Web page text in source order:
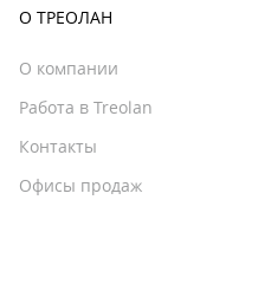
О ТРЕОЛАН
О компании
Работа в Treolan
Контакты
Офисы продаж